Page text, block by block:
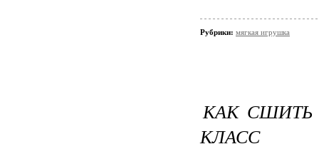
Рубрики: мягкая игрушка
КАК
КЛАСС